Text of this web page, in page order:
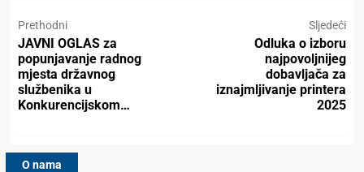
Prethodni
JAVNI OGLAS za
popunjavanje radnog
mjesta državnog
službenika u
Konkurencijskom…
Sljedeći
Odluka o izboru
najpovoljnijeg
dobavljača za
iznajmljivanje printera
2025
O nama